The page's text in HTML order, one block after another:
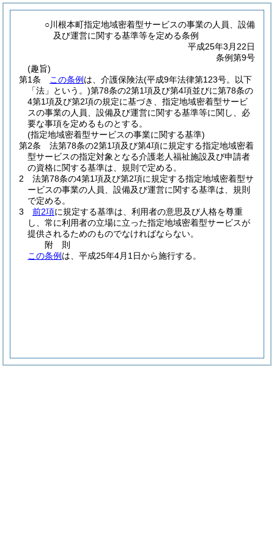
○川根本町指定地域密着型サービスの事業の人員、設備
及び運営に関する基準等を定める条例
平成25年3月22日
条例第9号
(趣旨)
第1条
この条例 は、介護保険法(平成9年法律第123号。以下
「法」という。)第78条の2第1項及び第4項並びに第78条の
4第1項及び第2項の規定に基づき、指定地域密着型サービ
スの事業の人員、設備及び運営に関する基準等に関し、必
要な事項を定めるものとする。
(指定地域密着型サービスの事業に関する基準)
第2条
法第78条の2第1項及び第4項に規定する指定地域密着
型サービスの指定対象となる介護老人福祉施設及び申請者
の資格に関する基準は、規則で定める。
2
法第78条の4第1項及び第2項に規定する指定地域密着型サ
ービスの事業の人員、設備及び運営に関する基準は、規則
で定める。
3
前2項に規定する基準は、利用者の意思及び人格を尊重
し、常に利用者の立場に立った指定地域密着型サービスが
提供されるためのものでなければならない。
附 則
この条例 は、平成25年4月1日から施行する。